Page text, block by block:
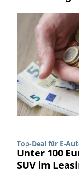
Top-Deal für E-
Unter 100
SUV im